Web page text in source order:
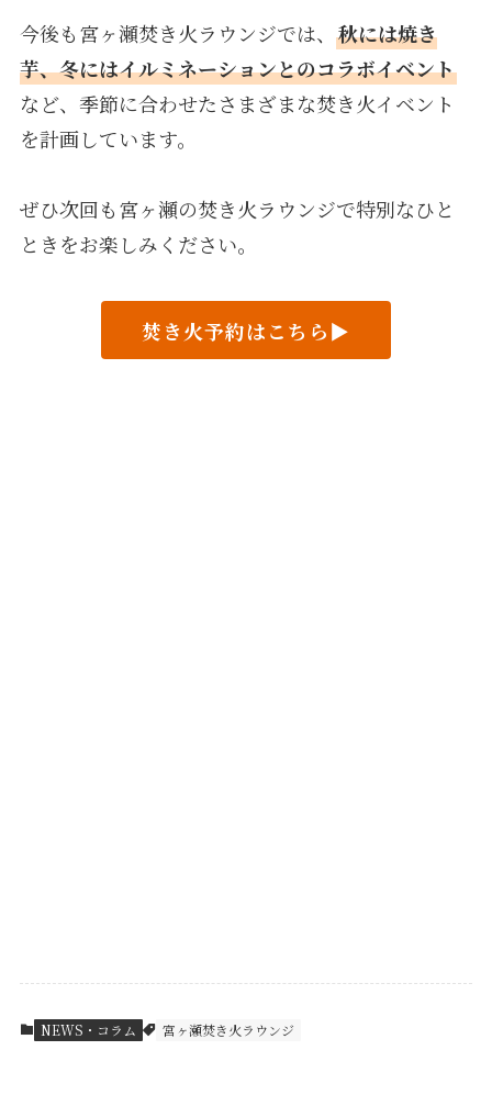
今後も宮ヶ瀬焚き火ラウンジでは、 秋には焼き
芋、冬にはイルミネーションとのコラボイベント
など、季節に合わせたさまざまな焚き火イベント
を計画しています。
ぜひ次回も宮ヶ瀬の焚き火ラウンジで特別なひと
ときをお楽しみください。
焚き火予約はこちら▶︎
NEWS・コラム 宮ヶ瀬焚き火ラウンジ